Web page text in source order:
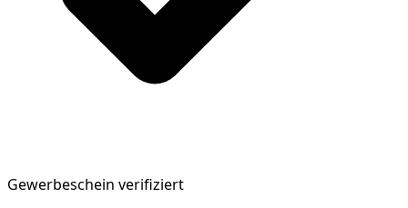
Gewerbeschein verifiziert